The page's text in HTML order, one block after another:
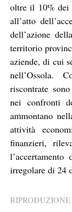
oltre il 10% dei
all’atto
dell’azione
territorio
aziende, di cui
nell’Ossola.
riscontrate
nei confronti
ammontano
attività
finanzieri,
irregolare di 24